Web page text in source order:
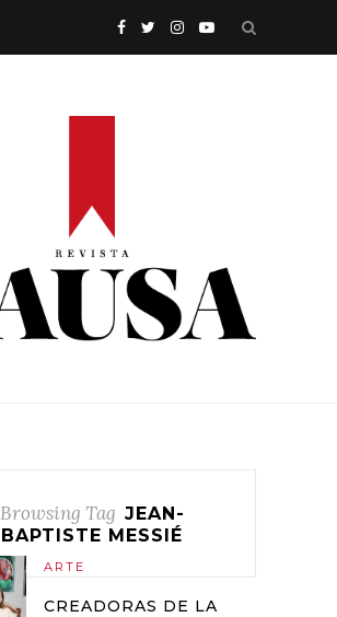
Browsing Tag JEAN-
BAPTISTE MESSIÉ
ARTE
CREADORAS DE LA